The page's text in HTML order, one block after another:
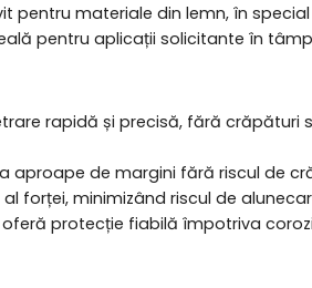
pentru materiale din lemn, în special
pentru aplicații solicitante în
rapidă și precisă, fără crăpături
aproape de margini fără riscul de
forței, minimizând riscul de
protecție fiabilă împotriva